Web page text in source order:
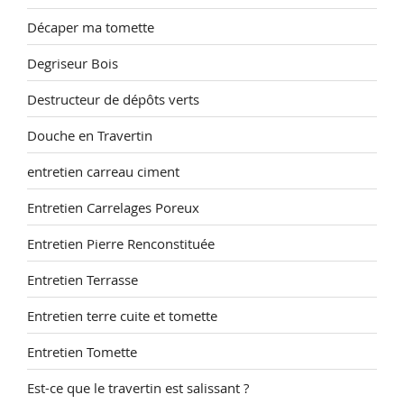
Décaper ma tomette
Degriseur Bois
Destructeur de dépôts verts
Douche en Travertin
entretien carreau ciment
Entretien Carrelages Poreux
Entretien Pierre Renconstituée
Entretien Terrasse
Entretien terre cuite et tomette
Entretien Tomette
Est-ce que le travertin est salissant ?